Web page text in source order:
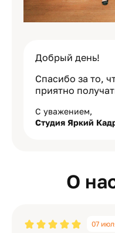
Добрый день!
Спасибо за то,
приятно
С уважением,
Студия Яркий
О
07